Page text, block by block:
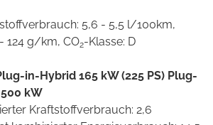
5,6 - 5,5 l/100km,
124 g/km, CO2-Klasse: D
in-Hybrid 165 kW (225 PS) Plug-
kW
Kraftstoffverbrauch: 2,6